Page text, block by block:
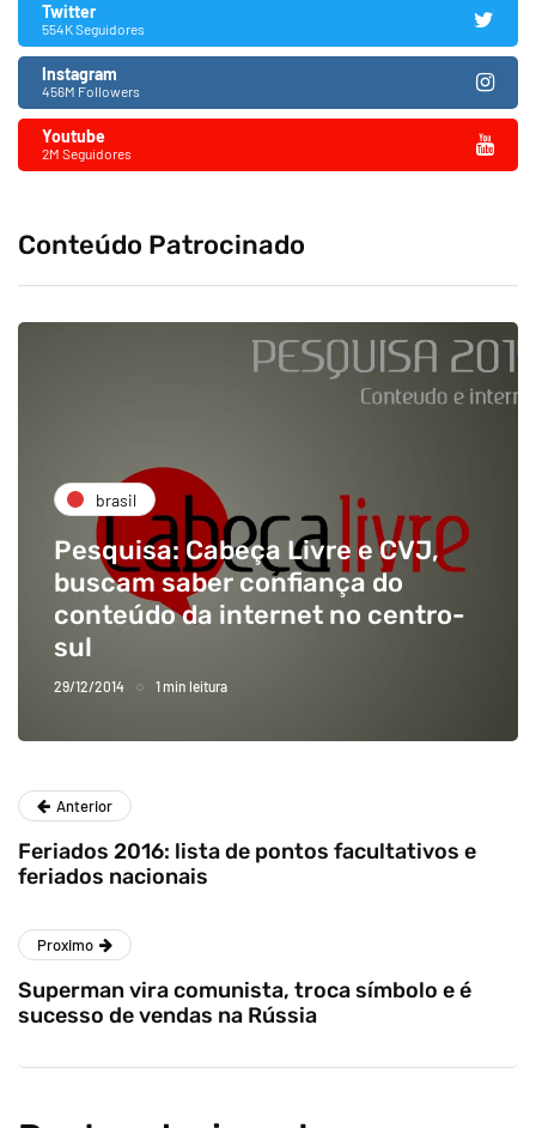
Twitter
554K Seguidores
Instagram
456M Followers
Youtube
2M Seguidores
Conteúdo Patrocinado
brasil
Pesquisa: Cabeça Livre e CVJ,
buscam saber confiança do
conteúdo da internet no centro-
sul
29/12/2014 1 min leitura
Anterior
Feriados 2016: lista de pontos facultativos e
feriados nacionais
Proximo
Superman vira comunista, troca símbolo e é
sucesso de vendas na Rússia